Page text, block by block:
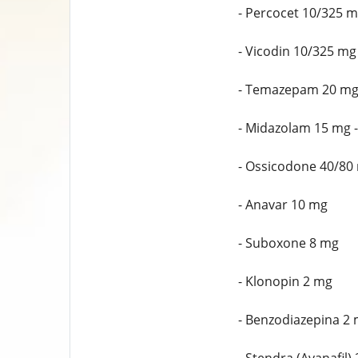
- Percocet 10/325
- Vicodin 10/325
- Temazepam 20 mg
- Midazolam 15 mg -
- Ossicodone 40/80
- Anavar 10 mg
- Suboxone 8 mg
- Klonopin 2 mg
- Benzodiazepina 2